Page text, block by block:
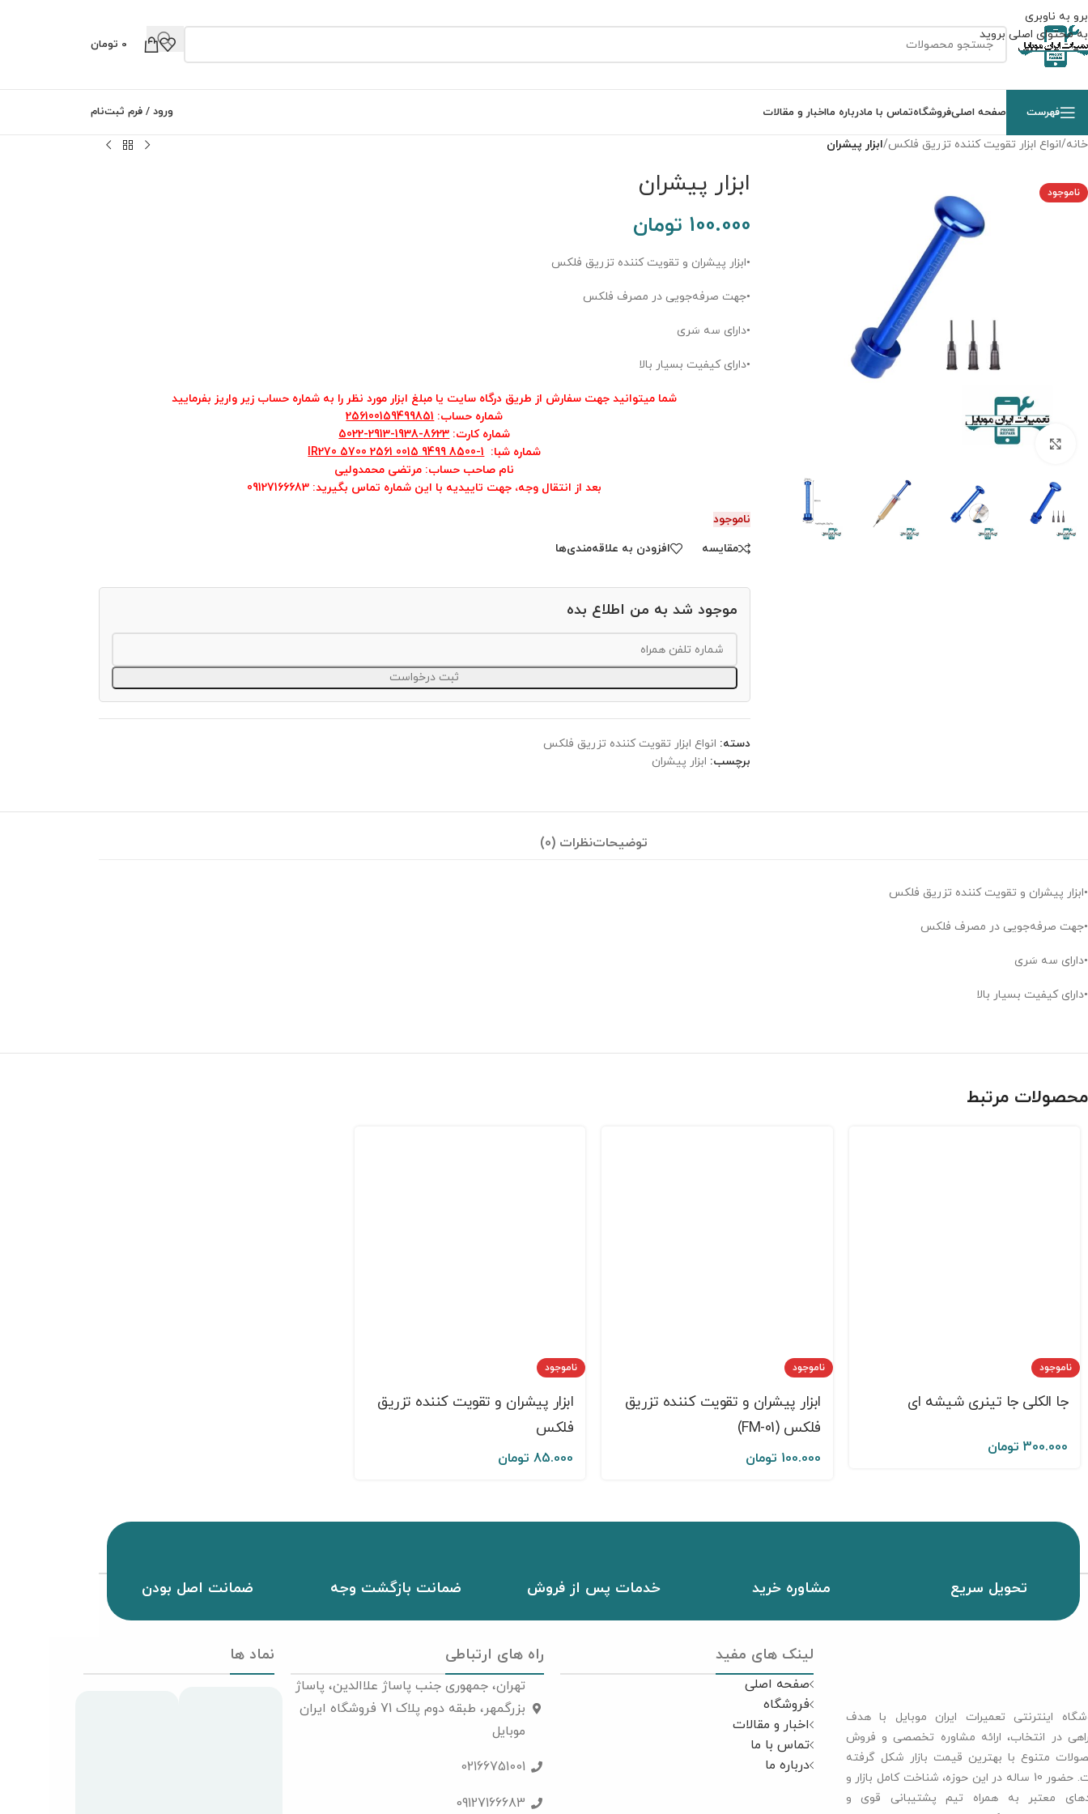
برو به ناوبری
به محتوای اصلی بروید
0 تومان
فهرست صفحه اصلیفروشگاهتماس با مادرباره مااخبار و مقالات ورود / فرم ثبت‌نام
خانه/انواع ابزار تقویت کننده تزریق فلکس/ابزار پیشران
ناموجود
برای بزرگنمایی کلیک کنید.
ابزار پیشران
100.000 تومان
•ابزار پیشران و تقویت کننده تزریق فلکس
•جهت صرفه‌جویی در مصرف فلکس
•دارای سه سَری
•دارای کیفیت بسیار بالا
شما میتوانید جهت سفارش از طریق درگاه سایت یا مبلغ ابزار مورد نظر را به شماره حساب زیر واریز بفرمایید
شماره حساب:
256100159499851
شماره کارت:
8623-1938-2913-5022
شماره شبا:
IR270 5700 2561 0015 9499 8500-1
نام صاحب حساب: مرتضی محمدولیی
بعد از انتقال وجه، جهت تاییدیه با این شماره تماس بگیرید: 09127166683
ناموجود
مقایسه
افزودن به علاقه‌مندی‌ها
موجود شد به من اطلاع بده
ثبت درخواست
دسته: انواع ابزار تقویت کننده تزریق فلکس
برچسب: ابزار پیشران
توضیحاتنظرات (0)
•ابزار پیشران و تقویت کننده تزریق فلکس
•جهت صرفه‌جویی در مصرف فلکس
•دارای سه سَری
•دارای کیفیت بسیار بالا
محصولات مرتبط
ناموجود
جا الکلی جا تینری شیشه ای
300.000 تومان
ناموجود
ابزار پیشران و تقویت کننده تزریق
فلکس (FM-01)
100.000 تومان
ناموجود
ابزار پیشران و تقویت کننده تزریق
فلکس
85.000 تومان
تحویل سریع مشاوره خرید خدمات پس از فروش ضمانت بازگشت وجه ضمانت اصل بودن
اینترنتی تعمیرات ایران موبایل با هدف
در انتخاب، ارائه مشاوره تخصصی و فروش
متنوع با بهترین قیمت بازار شکل گرفته
است. حضور 10 ساله در این حوزه، شناخت کامل بازار و
معتبر به همراه تیم پشتیبانی قوی و
لینک های مفید
صفحه اصلی
فروشگاه
اخبار و مقالات
تماس با ما
درباره ما
راه های ارتباطی
تهران، جمهوری جنب پاساژ علاالدین، پاساژ
بزرگمهر، طبقه دوم پلاک 71 فروشگاه ایران
موبایل
02166751001
09127166683
نماد ها